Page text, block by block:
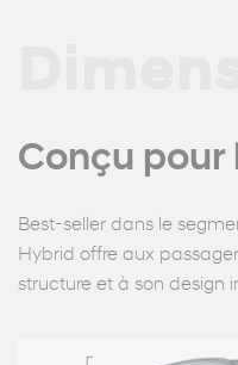
Conçu pour
Best-seller dans le
Hybrid offre aux
structure et à son design